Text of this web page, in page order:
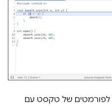
לפורמטים של טקסט עם